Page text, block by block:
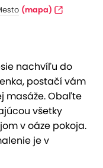
(mapa)
nachvíľu do
postačí vám
masáže. Obaľte
všetky
v oáze pokoja.
je v